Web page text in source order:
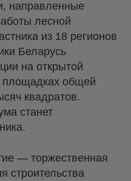
направленные
лесной
из 18 регионов
Беларусь
на открытой
площадках общей
квадратов.
станет
— торжественная
строительства